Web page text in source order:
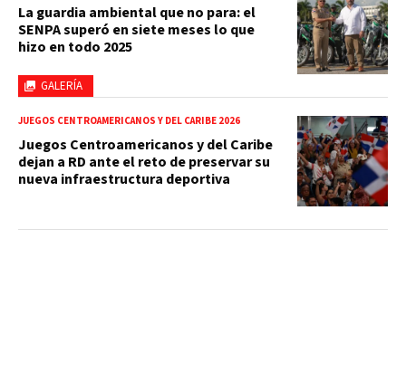
GALERÍA
La guardia ambiental que no para: el
SENPA superó en siete meses lo que
hizo en todo 2025
JUEGOS CENTROAMERICANOS Y DEL CARIBE 2026
Juegos Centroamericanos y del Caribe
dejan a RD ante el reto de preservar su
nueva infraestructura deportiva